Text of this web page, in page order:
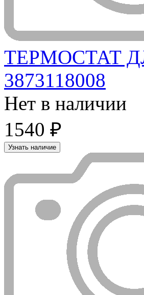
ТЕРМОСТАТ
3873118008
Нет в наличии
1540 ₽
Узнать наличие